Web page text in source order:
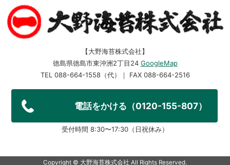
【大野海苔株式会社】
徳島県徳島市東沖洲2丁目24 GoogleMap
TEL 088-664-1558（代）｜ FAX 088-664-2516
電話をかける（0120-155-807）
受付時間 8:30〜17:30（日祝休み）
Copyright ©︎ 大野海苔株式会社 All Rights Reserved.